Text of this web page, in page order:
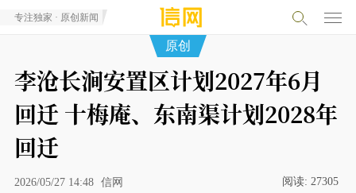
专注独家 · 原创新闻
原创
李沧长涧安置区计划2027年6月
回迁 十梅庵、东南渠计划2028年
回迁
2026/05/27 14:48 信网 阅读: 27305